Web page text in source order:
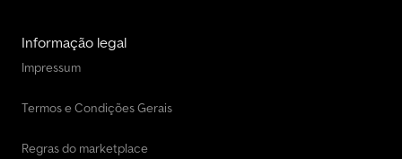
Informação legal
Impressum
Termos e Condições Gerais
Regras do marketplace